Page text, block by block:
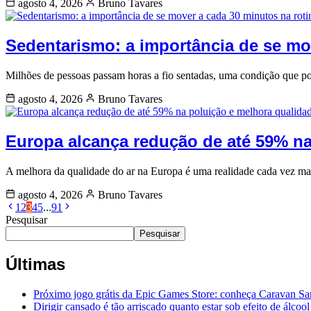
agosto 4, 2026 Bruno Tavares
Sedentarismo: a importância de se
Milhões de pessoas passam horas a fio sentadas, uma condição
agosto 4, 2026
Bruno Tavares
Europa alcança redução de até 59%
A melhora da qualidade do ar na Europa é uma realidade cada vez
agosto 4, 2026
Bruno Tavares
1 2345...91
Pesquisar
Pesquisar
Últimas
Próximo jogo grátis da Epic Games Store: conheça Caravan
Dirigir cansado é tão arriscado quanto estar sob efeito de álcool